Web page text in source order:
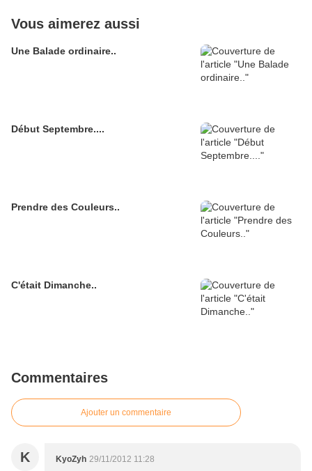
Vous aimerez aussi
Une Balade ordinaire..
Début Septembre....
Prendre des Couleurs..
C'était Dimanche..
Commentaires
Ajouter un commentaire
K KyoZyh 29/11/2012 11:28